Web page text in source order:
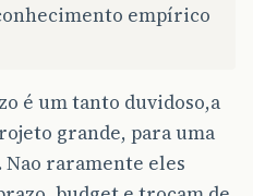
empírico
é um tanto duvidoso,a
grande, para uma
raramente eles